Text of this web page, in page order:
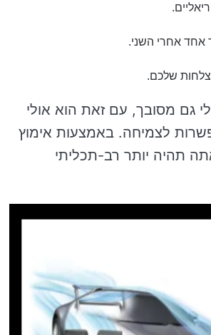
אחד אחרי השני.
שלכם.
גם מסובך, עם זאת הוא אולי
לצמיחה. באמצעות אימוץ
תהיה יותר רב-תכליתי